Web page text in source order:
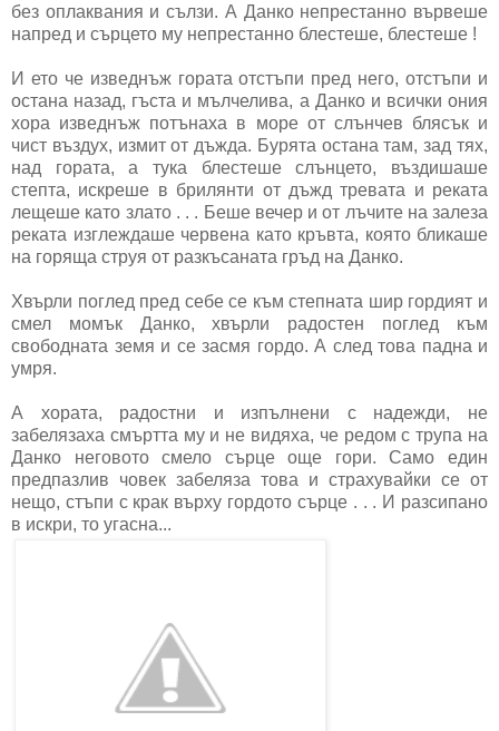
без оплаквания и сълзи. А Данко непрестанно вървеше
напред и сърцето му непрестанно блестеше, блестеше !
И ето че изведнъж гората отстъпи пред него, отстъпи и
остана назад, гъста и мълчелива, а Данко и всички ония
хора изведнъж потънаха в море от слънчев блясък и
чист въздух, измит от дъжда. Бурята остана там, зад тях,
над гората, а тука блестеше слънцето, въздишаше
степта, искреше в брилянти от дъжд тревата и реката
лещеше като злато . . . Беше вечер и от лъчите на залеза
реката изглеждаше червена като кръвта, която бликаше
на горяща струя от разкъсаната гръд на Данко.
Хвърли поглед пред себе се към степната шир гордият и
смел момък Данко, хвърли радостен поглед към
свободната земя и се засмя гордо. А след това падна и
умря.
А хората, радостни и изпълнени с надежди, не
забелязаха смъртта му и не видяха, че редом с трупа на
Данко неговото смело сърце още гори. Само един
предпазлив човек забеляза това и страхувайки се от
нещо, стъпи с крак върху гордото сърце . . . И разсипано
в искри, то угасна...